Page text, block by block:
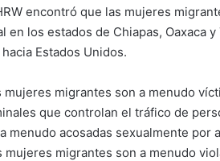
encontró que las mujeres
en los estados de Chiapas, Oaxaca
Estados Unidos.
mujeres migrantes son a menudo
que controlan el tráfico de
menudo acosadas sexualmente por
mujeres migrantes son a menudo